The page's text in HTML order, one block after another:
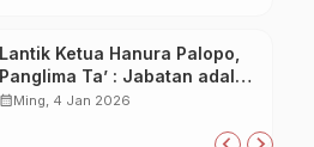
Lantik Ketua Hanura Palopo,
Panglima Ta’ : Jabatan adalah
amanah siap dipertanggung
calendar_monthMing, 4 Jan 2026